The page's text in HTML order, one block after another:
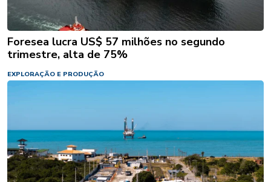
Foresea lucra US$ 57 milhões no segundo
trimestre, alta de 75%
EXPLORAÇÃO E PRODUÇÃO